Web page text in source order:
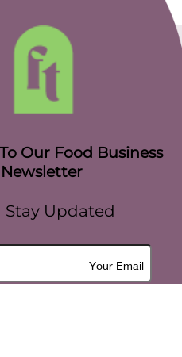
Our Food Business
Newsletter
Stay Updated